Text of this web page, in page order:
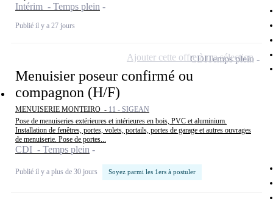
Intérim - Temps plein
Publié il y a 27 jours
Menuisier poseur confirmé ou
compagnon (H/F)
MENUISERIE MONTEIRO - 11 - SIGEAN
Pose de menuiseries extérieures et intérieures en bois, PVC et aluminium.
Installation de fenêtres, portes, volets, portails, portes de garage et autres ouvrages
de menuiserie. Pose de portes...
CDI - Temps plein
Publié il y a plus de 30 jours Soyez parmi les 1ers à postuler
CDITemps plein
Ajouter cette offre à ma sélection